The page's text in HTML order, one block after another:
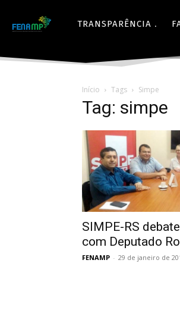
TRANSPARÊNCIA
Início Tags Simpe
Tag: simpe
SIMPE-RS
com Deputado
FENAMP - 29 de janeiro de